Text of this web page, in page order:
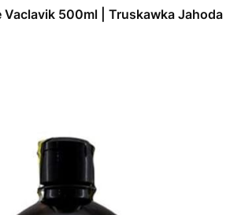
Vaclavik 500ml | Truskawka Jahoda